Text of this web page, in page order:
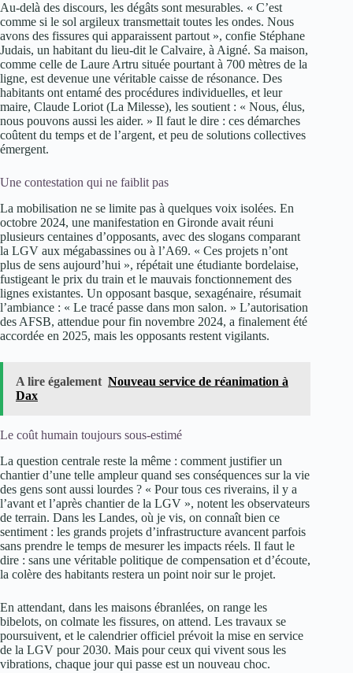
Au-delà des discours, les dégâts sont mesurables. « C’est
comme si le sol argileux transmettait toutes les ondes. Nous
avons des fissures qui apparaissent partout », confie Stéphane
Judais, un habitant du lieu-dit le Calvaire, à Aigné. Sa maison,
comme celle de Laure Artru située pourtant à 700 mètres de la
ligne, est devenue une véritable caisse de résonance. Des
habitants ont entamé des procédures individuelles, et leur
maire, Claude Loriot (La Milesse), les soutient : « Nous, élus,
nous pouvons aussi les aider. » Il faut le dire : ces démarches
coûtent du temps et de l’argent, et peu de solutions collectives
émergent.
Une contestation qui ne faiblit pas
La mobilisation ne se limite pas à quelques voix isolées. En
octobre 2024, une manifestation en Gironde avait réuni
plusieurs centaines d’opposants, avec des slogans comparant
la LGV aux mégabassines ou à l’A69. « Ces projets n’ont
plus de sens aujourd’hui », répétait une étudiante bordelaise,
fustigeant le prix du train et le mauvais fonctionnement des
lignes existantes. Un opposant basque, sexagénaire, résumait
l’ambiance : « Le tracé passe dans mon salon. » L’autorisation
des AFSB, attendue pour fin novembre 2024, a finalement été
accordée en 2025, mais les opposants restent vigilants.
A lire également Nouveau service de réanimation à
Dax
Le coût humain toujours sous-estimé
La question centrale reste la même : comment justifier un
chantier d’une telle ampleur quand ses conséquences sur la vie
des gens sont aussi lourdes ? « Pour tous ces riverains, il y a
l’avant et l’après chantier de la LGV », notent les observateurs
de terrain. Dans les Landes, où je vis, on connaît bien ce
sentiment : les grands projets d’infrastructure avancent parfois
sans prendre le temps de mesurer les impacts réels. Il faut le
dire : sans une véritable politique de compensation et d’écoute,
la colère des habitants restera un point noir sur le projet.
En attendant, dans les maisons ébranlées, on range les
bibelots, on colmate les fissures, on attend. Les travaux se
poursuivent, et le calendrier officiel prévoit la mise en service
de la LGV pour 2030. Mais pour ceux qui vivent sous les
vibrations, chaque jour qui passe est un nouveau choc.